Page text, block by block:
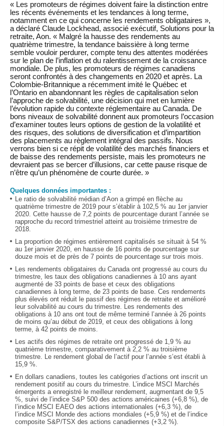
« Les promoteurs de régimes doivent faire la distinction entre
les récents événements et les tendances à long terme,
notamment en ce qui concerne les rendements obligataires »,
a déclaré Claude Lockhead, associé exécutif, Solutions pour la
retraite, Aon. « Malgré la hausse des rendements au
quatrième trimestre, la tendance baissière à long terme
semble vouloir perdurer, compte tenu des attentes modérées
sur le plan de l’inflation et du ralentissement de la croissance
mondiale. De plus, les promoteurs de régimes canadiens
seront confrontés à des changements en 2020 et après. La
Colombie-Britannique a récemment imité le Québec et
l’Ontario en abandonnant les règles de capitalisation selon
l’approche de solvabilité, une décision qui met en lumière
l’évolution rapide du contexte réglementaire au Canada. De
bons niveaux de solvabilité donnent aux promoteurs l’occasion
d’examiner toutes leurs options de gestion de la volatilité et
des risques, des solutions de diversification et d’impartition
des placements au règlement intégral des passifs. Nous
verrons bien si ce répit de volatilité des marchés financiers et
de baisse des rendements persiste, mais les promoteurs ne
devraient pas se bercer d’illusions, car cette pause risque de
n’être qu’un phénomène de courte durée. »
Quelques données importantes :
Le ratio de solvabilité médian d’Aon a grimpé en flèche au
quatrième trimestre de 2019 pour s’établir à 102,5 % au 1er janvier
2020. Cette hausse de 7,2 points de pourcentage durant l’année se
rapproche du record trimestriel atteint au troisième trimestre de
2018.
La proportion de régimes entièrement capitalisés se situait à 54 %
au 1er janvier 2020, en hausse de 16 points de pourcentage sur
douze mois et de près de 7 points de pourcentage sur trois mois.
Les rendements obligataires du Canada ont progressé au cours du
trimestre, les taux des obligations canadiennes à 10 ans ayant
augmenté de 33 points de base et ceux des obligations
canadiennes à long terme, de 23 points de base. Ces rendements
plus élevés ont réduit le passif des régimes de retraite et amélioré
leur solvabilité au cours du trimestre. Les rendements des
obligations à 10 ans ont tout de même terminé l’année à 26 points
de moins qu’au début de 2019, et ceux des obligations à long
terme, à 42 points de moins.
Les actifs des régimes de retraite ont progressé de 1,9 % au
quatrième trimestre, comparativement à 2,2 % au troisième
trimestre. Le rendement global de l’actif pour l’année s’est établi à
15,9 %.
En dollars canadiens, toutes les catégories d’actions ont inscrit un
rendement positif au cours du trimestre. L’indice MSCI Marchés
émergents a enregistré le meilleur rendement, augmentant de 9,5
%, suivi de l’indice S&P 500 des actions américaines (+6,8 %), de
l’indice MSCI EAEO des actions internationales (+6,3 %), de
l’indice MSCI Monde des actions mondiales (+5,9 %) et de l’indice
composite S&P/TSX des actions canadiennes (+3,2 %).